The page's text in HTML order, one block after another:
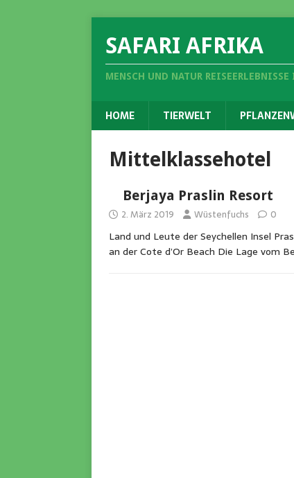
SAFARI AFRIKA
MENSCH UND NATUR
HOME TIERWELT
Mittelklassehotel
Berjaya Praslin Resort
2. März 2019 Wüstenfuchs 0
Land und Leute der Seychellen Insel
an der Cote d’Or Beach Die Lage vom